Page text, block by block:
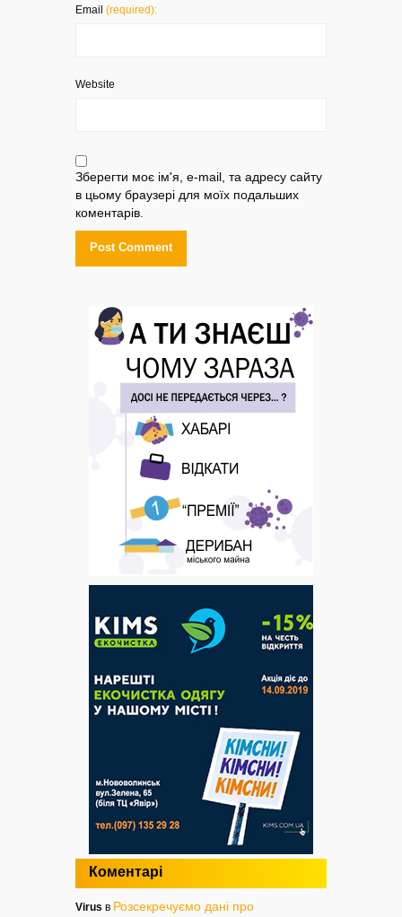
Email (required):
Website
Зберегти моє ім'я, e-mail, та адресу сайту
в цьому браузері для моїх подальших
коментарів.
Коментарі
Virus в Розсекречуємо дані про